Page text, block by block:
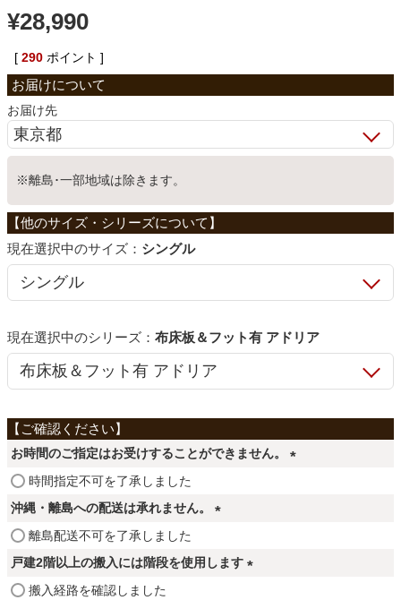
ベッド
収納家具
学習机
ホームオフィス
寝具
カーテン
マット
¥28,990
[ 290 ポイント ]
お届け先
※離島･一部地域は除きます。
サイズ： シングル
シリーズ： 布床板＆フット有 アドリア
お時間のご指定はお受けすることができません。
時間指定不可を了承しました
沖縄・離島への配送は承れません。
必
離島配送不可を了承しました
戸建2階以上の搬入には階段を使用します
搬入経路を確認しました